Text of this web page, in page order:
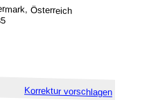
Österreich
Korrektur vor­schlagen